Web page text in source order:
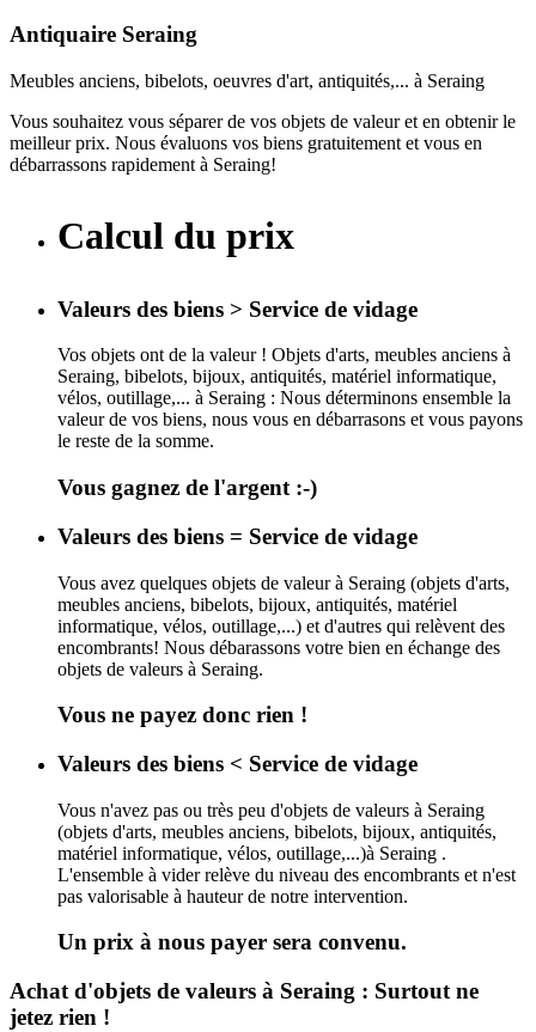
Antiquaire Seraing
Meubles anciens, bibelots, oeuvres d'art, antiquités,... à Seraing
Vous souhaitez vous séparer de vos objets de valeur et en obtenir le
meilleur prix. Nous évaluons vos biens gratuitement et vous en
débarrassons rapidement à Seraing!
Calcul du prix
Valeurs des biens > Service de vidage
Vos objets ont de la valeur ! Objets d'arts, meubles anciens à
Seraing, bibelots, bijoux, antiquités, matériel informatique,
vélos, outillage,... à Seraing : Nous déterminons ensemble la
valeur de vos biens, nous vous en débarrasons et vous payons
le reste de la somme.
Vous gagnez de l'argent :-)
Valeurs des biens = Service de vidage
Vous avez quelques objets de valeur à Seraing (objets d'arts,
meubles anciens, bibelots, bijoux, antiquités, matériel
informatique, vélos, outillage,...) et d'autres qui relèvent des
encombrants! Nous débarassons votre bien en échange des
objets de valeurs à Seraing.
Vous ne payez donc rien !
Valeurs des biens < Service de vidage
Vous n'avez pas ou très peu d'objets de valeurs à Seraing
(objets d'arts, meubles anciens, bibelots, bijoux, antiquités,
matériel informatique, vélos, outillage,...)à Seraing .
L'ensemble à vider relève du niveau des encombrants et n'est
pas valorisable à hauteur de notre intervention.
Un prix à nous payer sera convenu.
Achat d'objets de valeurs à Seraing : Surtout ne
jetez rien !